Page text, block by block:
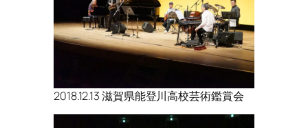
2018.12.13 滋賀県能登川高校芸術鑑賞会